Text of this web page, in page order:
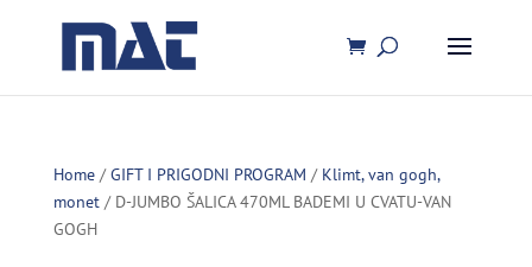
Home/GIFT I PRIGODNI PROGRAM / Klimt, van gogh,
monet/ D-JUMBO ŠALICA 470ML BADEMI U CVATU-VAN
GOGH